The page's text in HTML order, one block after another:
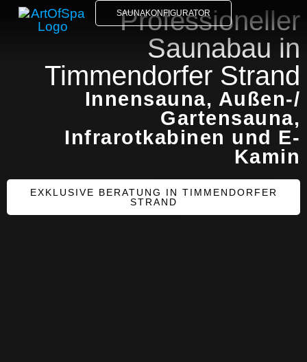
SAUNAKONFIGURATOR
Professioneller
Saunabau in
Timmendorfer Strand
Innensauna, Außen-/
Gartensauna,
Infrarotkabinen und E-
Kamin
EXKLUSIVE BERATUNG IN TIMMENDORFER
STRAND